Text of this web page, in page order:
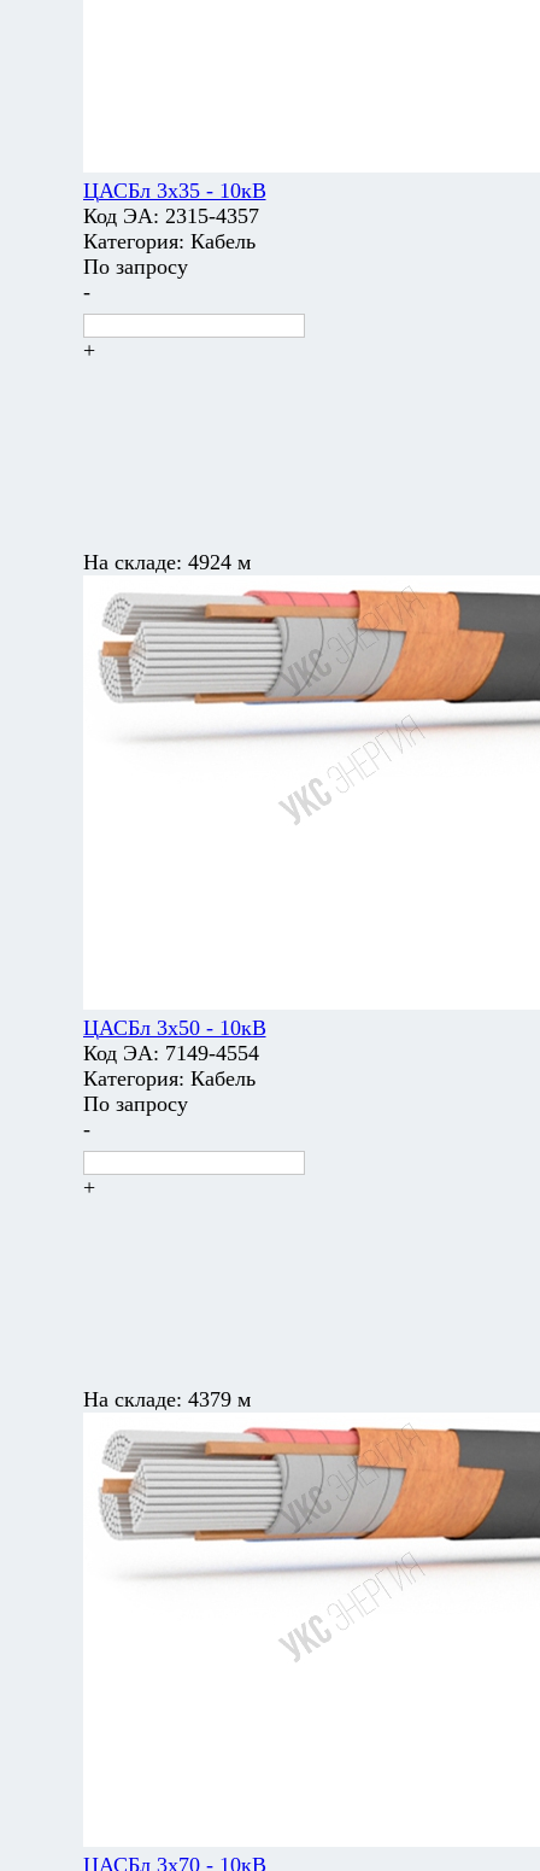
ЦАСБл 3х35 - 10кВ
Код ЭА: 2315-4357
Категория: Кабель
По запросу
-
+
На складе: 4924 м
ЦАСБл 3х50 - 10кВ
Код ЭА: 7149-4554
Категория: Кабель
По запросу
-
+
На складе: 4379 м
ЦАСБл 3х70 - 10кВ